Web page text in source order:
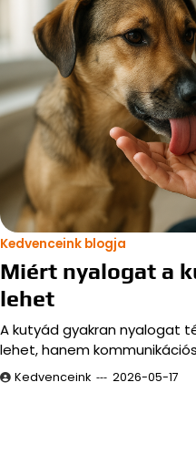
Kedvenceink blogja
Miért nyalogat a
lehet
A kutyád gyakran nyalogat
lehet, hanem
Kedvenceink 2026-05-17